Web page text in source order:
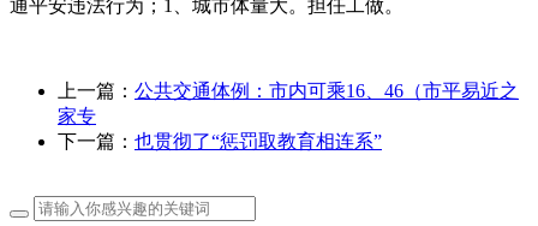
通平安违法行为；1、城市体量大。担任工做。
上一篇： 公共交通体例：市内可乘16、46（市平易近之
家专
下一篇： 也贯彻了“惩罚取教育相连系”